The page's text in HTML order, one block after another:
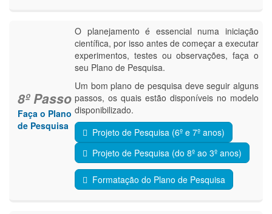
8º Passo
Faça o Plano
de Pesquisa
O planejamento é essencial numa iniciação
científica, por isso antes de começar a executar
experimentos, testes ou observações, faça o
seu Plano de Pesquisa.
Um bom plano de pesquisa deve seguir alguns
passos, os quais estão disponíveis no modelo
disponibilizado.
Projeto de Pesquisa (6º e 7º anos)
Projeto de Pesquisa (do 8º ao 3º anos)
Formatação do Plano de Pesquisa